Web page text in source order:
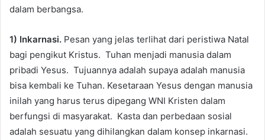
dalam berbangsa.
1) Inkarnasi. Pesan yang jelas terlihat dari peristiwa Natal
bagi pengikut Kristus. Tuhan menjadi manusia dalam
pribadi Yesus. Tujuannya adalah supaya adalah manusia
bisa kembali ke Tuhan. Kesetaraan Yesus dengan manusia
inilah yang harus terus dipegang WNI Kristen dalam
berfungsi di masyarakat. Kasta dan perbedaan sosial
adalah sesuatu yang dihilangkan dalam konsep inkarnasi.